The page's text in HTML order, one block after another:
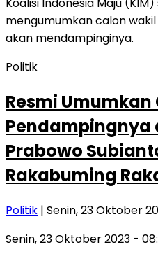
Politik
Resmi
Pendampingnya
Prabowo
Rakabuming
Politik | Senin, 23 Oktober
Senin, 23 Oktober 2023 -